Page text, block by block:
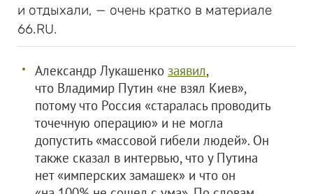
и отдыхали, — очень кратко в материале
66.RU.
Александр Лукашенко заявил,
что Владимир Путин «не взял Киев»,
потому что Россия «старалась проводить
точечную операцию» и не могла
допустить «массовой гибели людей». Он
также сказал в интервью, что у Путина
нет «имперских замашек» и что он